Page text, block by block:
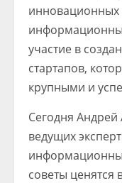
участие в
стартапов,
крупными и
Сегодня Андрей
ведущих
советы ценятся